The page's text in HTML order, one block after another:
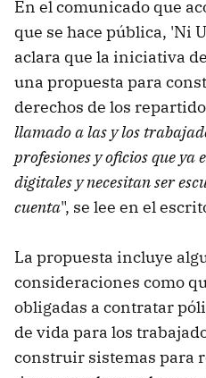
En el comunicado que
que se hace pública, 'Ni
aclara que la iniciativa
una propuesta para
derechos de los
llamado a las y los
profesiones y oficios que
digitales y necesitan ser
cuenta", se lee en el
La propuesta incluye
consideraciones como
obligadas a contratar
de vida para los
construir sistemas para